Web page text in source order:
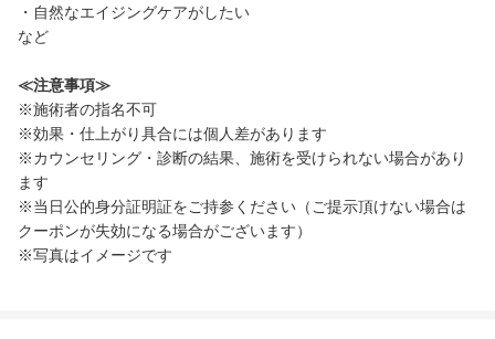
・自然なエイジングケアがしたい
など
≪注意事項≫
※施術者の指名不可
※効果・仕上がり具合には個人差があります
※カウンセリング・診断の結果、施術を受けられない場合があり
ます
※当日公的身分証明証をご持参ください（ご提示頂けない場合は
クーポンが失効になる場合がございます）
※写真はイメージです